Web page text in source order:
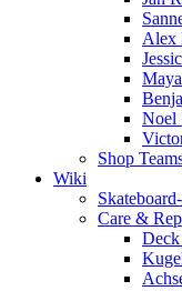
Alex
Noel
Shop
Wiki
Care &